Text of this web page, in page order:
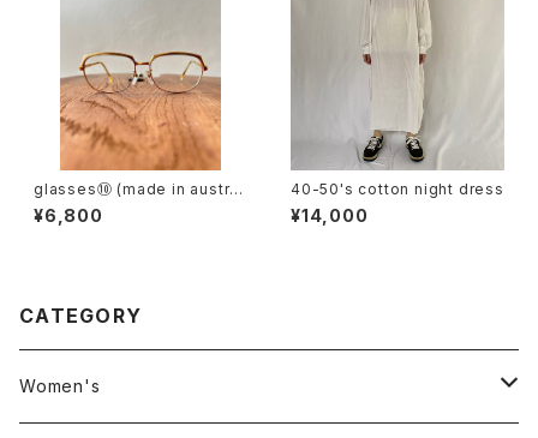
glasses⑩ (made in austri
a)
¥6,800
40-50's cotton night dress
¥14,000
CATEGORY
Women's